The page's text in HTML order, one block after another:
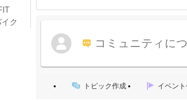
コミュニティに
トピック作成 イベン
ク